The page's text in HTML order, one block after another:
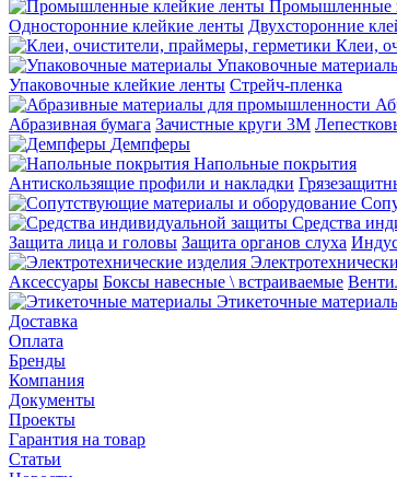
Промышленные
Односторонние клейкие ленты Двухсторонние
Клеи,
Упаковочные
Упаковочные клейкие ленты Стрейч-пленка
Абразивная бумага Зачистные круги 3М
Демпферы
Напольные покрытия
Aнтискользящие профили и накладки
Средства
Защита лица и головы Защита органов слуха
Аксессуары Боксы навесные \ встраиваемые
Этикеточные
Доставка
Оплата
Бренды
Компания
Документы
Проекты
Гарантия на товар
Статьи